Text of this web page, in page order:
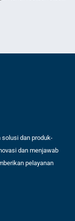
dan produk-
dan menjawab
pelayanan